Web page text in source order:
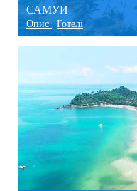
САМУИ
Опис| Готелі